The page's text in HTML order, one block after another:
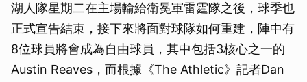
湖人隊星期二在主場輸給衛冕軍雷霆隊之後，球季也
正式宣告結束，接下來將面對球隊如何重建，陣中有
8位球員將會成為自由球員，其中包括3核心之一的
Austin Reaves，而根據《The Athletic》記者Dan